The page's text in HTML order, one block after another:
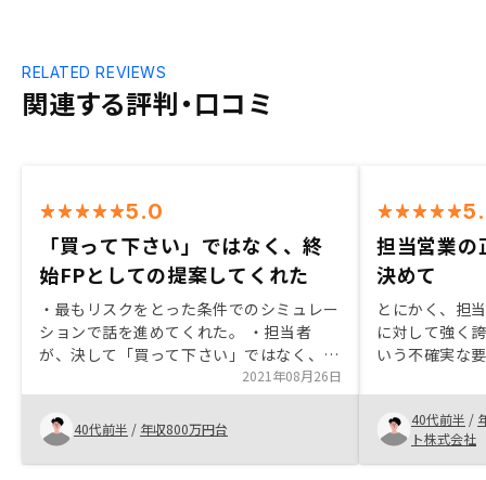
関連する評判・口コミ
RELATED REVIEWS
5.0
「買って下さい」ではなく、終
始FPとしての提案してくれた
・最もリスクをとった条件でのシミュレー
ションで話を進めてくれた。 ・担当者
が、決して「買って下さい」ではなく、終
始、ファイナンシャルプランナーとしての
提案という感じだった。 ・自分の状況を
ベースにした税金の仕組みがとても勉強に
なった。 ・担当者のレスポンスが早く、
こちらに合わせた形で対応してくれた。
2021年08月26日
40代前半 / 年収800万円台
担当営業の
決めて
とにかく、担
に対して強く
いう不確実な
うよりも、
強く興味と関
です。 どんな
ルでも良い商
40代前半 /
ト株式会社